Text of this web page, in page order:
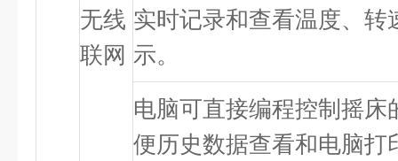
无线
联网
实时记录和查看温度、转
示。
电脑可直接编程控制摇
便历史数据查看和电脑打